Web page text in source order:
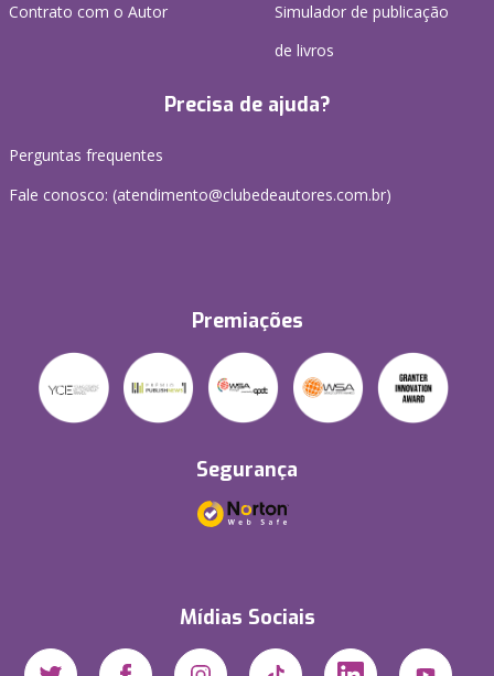
Contrato com o Autor
Simulador de publicação
de livros
Precisa de ajuda?
Perguntas frequentes
Fale conosco: (atendimento@clubedeautores.com.br)
Premiações
Segurança
Mídias Sociais